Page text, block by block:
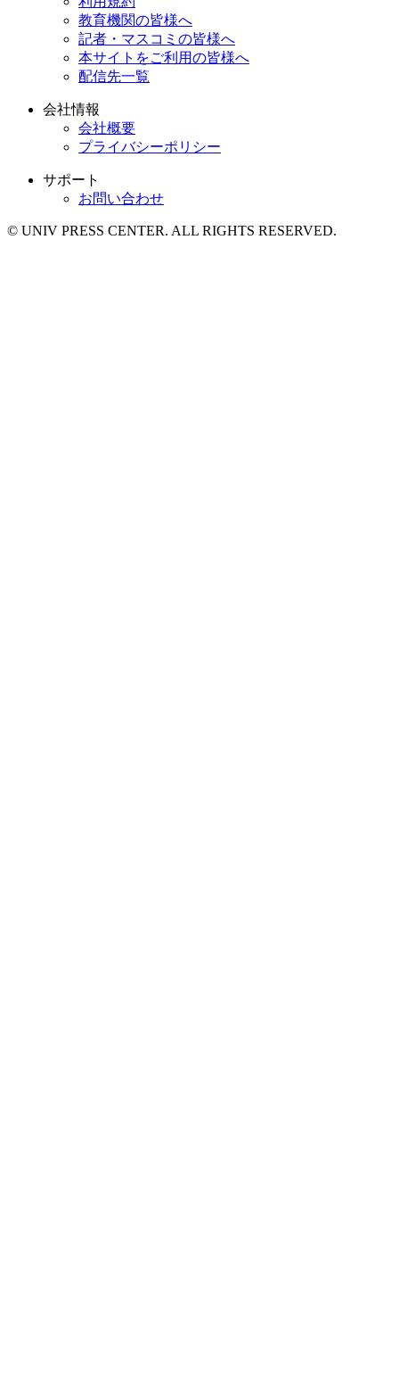
教育機関の皆様へ
記者・マスコミの皆様へ
本サイトをご利用の皆様へ
配信先一覧
会社情報
会社概要
プライバシーポリシー
サポート
お問い合わせ
© UNIV PRESS CENTER. ALL RIGHTS RESERVED.